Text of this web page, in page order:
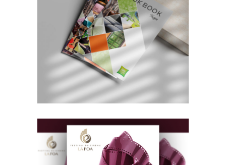
BRANDING DESIGN
Brochures Hôtels